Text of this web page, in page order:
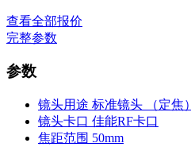
查看全部报价
完整参数
参数
镜头用途 标准镜头 （定焦）
镜头卡口 佳能RF卡口
焦距范围 50mm